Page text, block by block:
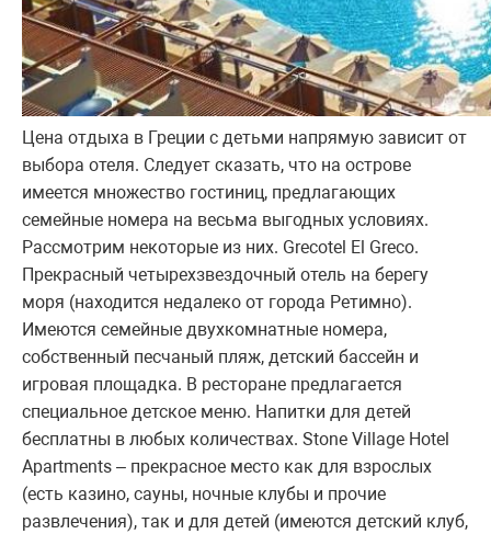
Цена отдыха в Греции с детьми напрямую зависит от
выбора отеля. Следует сказать, что на острове
имеется множество гостиниц, предлагающих
семейные номера на весьма выгодных условиях.
Рассмотрим некоторые из них. Grecotel El Greco.
Прекрасный четырехзвездочный отель на берегу
моря (находится недалеко от города Ретимно).
Имеются семейные двухкомнатные номера,
собственный песчаный пляж, детский бассейн и
игровая площадка. В ресторане предлагается
специальное детское меню. Напитки для детей
бесплатны в любых количествах. Stone Village Hotel
Apartments – прекрасное место как для взрослых
(есть казино, сауны, ночные клубы и прочие
развлечения), так и для детей (имеются детский клуб,